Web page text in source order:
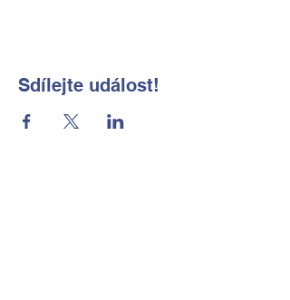
Sdílejte událost!